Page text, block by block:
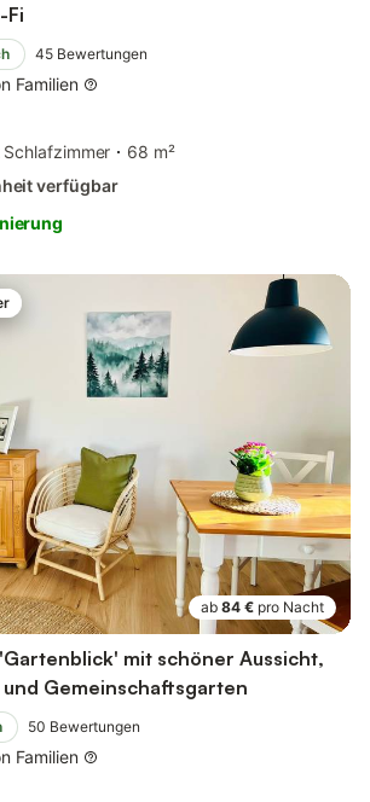
Fi
45 Bewertungen
Familien
Schlafzimmer
68 m²
verfügbar
ab 84 € pro Nacht
mit schöner Aussicht,
Gemeinschaftsgarten
50 Bewertungen
Familien